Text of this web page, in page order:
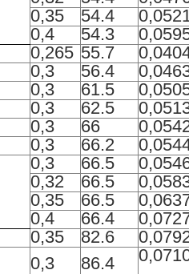
0,35
54.4
0,4
54.3
0,265 55.7
0,3 56.4
0,3 61.5
0,3 62.5
0,3 66
0,3 66.2
0,3 66.5
0,32
66.5
0,35
66.5
0,4
66.4
0,35 82.6
0,3 86.4